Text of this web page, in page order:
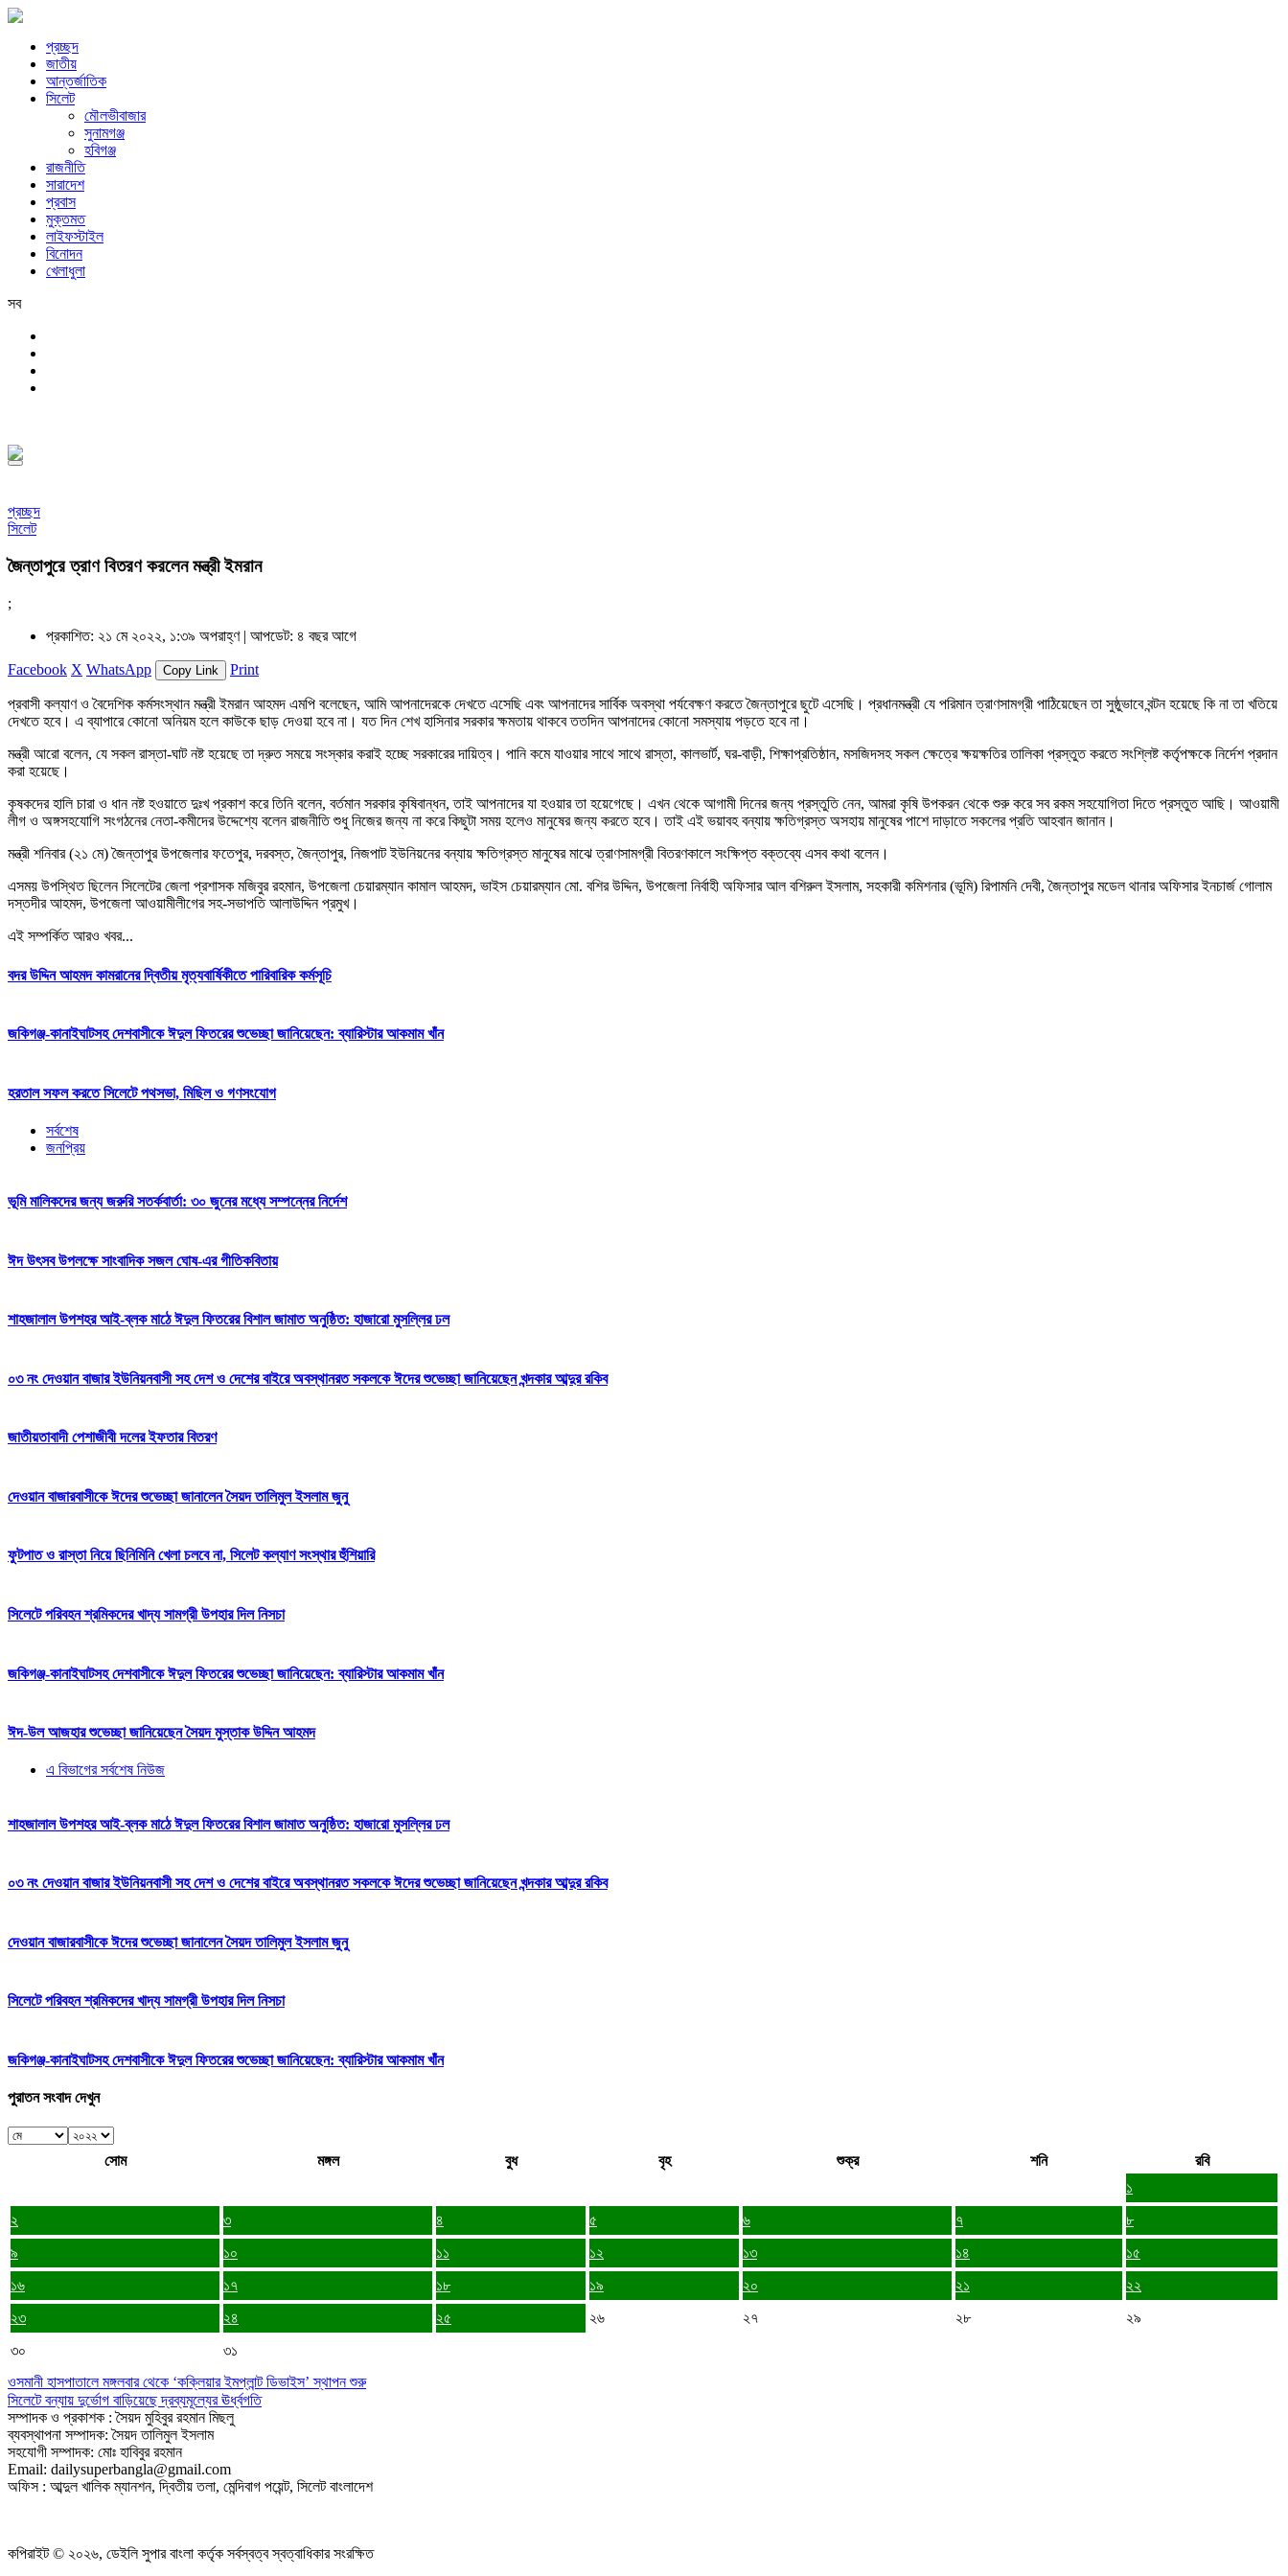
প্রচ্ছদ
জাতীয়
আন্তর্জাতিক
সিলেট
মৌলভীবাজার
সুনামগঞ্জ
হবিগঞ্জ
রাজনীতি
সারাদেশ
প্রবাস
মুক্তমত
লাইফস্টাইল
বিনোদন
খেলাধুলা
সব
প্রচ্ছদ
সিলেট
জৈন্তাপুরে ত্রাণ বিতরণ করলেন মন্ত্রী ইমরান
;
প্রকাশিত: ২১ মে ২০২২, ১:৩৯ অপরাহ্ণ | আপডেট: ৪ বছর আগে
Facebook X WhatsApp Copy Link Print
প্রবাসী কল্যাণ ও বৈদেশিক কর্মসংস্থান মন্ত্রী ইমরান আহমদ এমপি বলেছেন, আমি আপনাদেরকে দেখতে এসেছি এবং আপনাদের সার্বিক অবস্থা পর্যবেক্ষণ করতে জৈন্তাপুরে ছুটে এসেছি। প্রধানমন্ত্রী যে পরিমান ত্রাণসামগ্রী পাঠিয়েছেন তা সুষ্ঠুভাবে বন্টন হয়েছে কি না তা খতিয়ে
দেখতে হবে। এ ব্যাপারে কোনো অনিয়ম হলে কাউকে ছাড় দেওয়া হবে না। যত দিন শেখ হাসিনার সরকার ক্ষমতায় থাকবে ততদিন আপনাদের কোনো সমস্যায় পড়তে হবে না।
মন্ত্রী আরো বলেন, যে সকল রাস্তা-ঘাট নষ্ট হয়েছে তা দ্রুত সময়ে সংস্কার করাই হচ্ছে সরকারের দায়িত্ব। পানি কমে যাওয়ার সাথে সাথে রাস্তা, কালভার্ট, ঘর-বাড়ী, শিক্ষাপ্রতিষ্ঠান, মসজিদসহ সকল ক্ষেত্রে ক্ষয়ক্ষতির তালিকা প্রস্তুত করতে সংশ্লিষ্ট কর্তৃপক্ষকে নির্দেশ প্রদান
করা হয়েছে।
কৃষকদের হালি চারা ও ধান নষ্ট হওয়াতে দুঃখ প্রকাশ করে তিনি বলেন, বর্তমান সরকার কৃষিবান্ধন, তাই আপনাদের যা হওয়ার তা হয়েগেছে। এখন থেকে আগামী দিনের জন্য প্রস্তুতি নেন, আমরা কৃষি উপকরন থেকে শুরু করে সব রকম সহযোগিতা দিতে প্রস্তুত আছি। আওয়ামী
লীগ ও অঙ্গসহযোগি সংগঠনের নেতা-কমীদের উদ্দেশ্যে বলেন রাজনীতি শুধু নিজের জন্য না করে কিছুটা সময় হলেও মানুষের জন্য করতে হবে। তাই এই ভয়াবহ বন্যায় ক্ষতিগ্রস্ত অসহায় মানুষের পাশে দাড়াতে সকলের প্রতি আহবান জানান।
মন্ত্রী শনিবার (২১ মে) জৈন্তাপুর উপজেলার ফতেপুর, দরবস্ত, জৈন্তাপুর, নিজপাট ইউনিয়নের বন্যায় ক্ষতিগ্রস্ত মানুষের মাঝে ত্রাণসামগ্রী বিতরণকালে সংক্ষিপ্ত বক্তব্যে এসব কথা বলেন।
এসময় উপস্থিত ছিলেন সিলেটের জেলা প্রশাসক মজিবুর রহমান, উপজেলা চেয়ারম্যান কামাল আহমদ, ভাইস চেয়ারম্যান মো. বশির উদ্দিন, উপজেলা নির্বাহী অফিসার আল বশিরুল ইসলাম, সহকারী কমিশনার (ভূমি) রিপামনি দেবী, জৈন্তাপুর মডেল থানার অফিসার ইনচার্জ গোলাম
দস্তদীর আহমদ, উপজেলা আওয়ামীলীগের সহ-সভাপতি আলাউদ্দিন প্রমুখ।
এই সম্পর্কিত আরও খবর...
বদর উদ্দিন আহমদ কামরানের দ্বিতীয় মৃত্যবার্ষিকীতে পারিবারিক কর্মসূচি
জকিগঞ্জ-কানাইঘাটসহ দেশবাসীকে ঈদুল ফিতরের শুভেচ্ছা জানিয়েছেন: ব্যারিস্টার আকমাম খাঁন
হরতাল সফল করতে সিলেটে পথসভা, মিছিল ও গণসংযোগ
সর্বশেষ
জনপ্রিয়
ভূমি মালিকদের জন্য জরুরি সতর্কবার্তা: ৩০ জুনের মধ্যে সম্পন্নের নির্দেশ
ঈদ উৎসব উপলক্ষে সাংবাদিক সজল ঘোষ-এর গীতিকবিতায়
শাহজালাল উপশহর আই-ব্লক মাঠে ঈদুল ফিতরের বিশাল জামাত অনুষ্ঠিত: হাজারো মুসল্লির ঢল
০৩ নং দেওয়ান বাজার ইউনিয়নবাসী সহ দেশ ও দেশের বাইরে অবস্থানরত সকলকে ঈদের শুভেচ্ছা জানিয়েছেন খন্দকার আব্দুর রকিব
জাতীয়তাবাদী পেশাজীবী দলের ইফতার বিতরণ
দেওয়ান বাজারবাসীকে ঈদের শুভেচ্ছা জানালেন সৈয়দ তালিমুল ইসলাম জুনু
ফুটপাত ও রাস্তা নিয়ে ছিনিমিনি খেলা চলবে না, সিলেট কল্যাণ সংস্থার হুঁশিয়ারি
সিলেটে পরিবহন শ্রমিকদের খাদ্য সামগ্রী উপহার দিল নিসচা
জকিগঞ্জ-কানাইঘাটসহ দেশবাসীকে ঈদুল ফিতরের শুভেচ্ছা জানিয়েছেন: ব্যারিস্টার আকমাম খাঁন
ঈদ-উল আজহার শুভেচ্ছা জানিয়েছেন সৈয়দ মুস্তাক উদ্দিন আহমদ
এ বিভাগের সর্বশেষ নিউজ
শাহজালাল উপশহর আই-ব্লক মাঠে ঈদুল ফিতরের বিশাল জামাত অনুষ্ঠিত: হাজারো মুসল্লির ঢল
০৩ নং দেওয়ান বাজার ইউনিয়নবাসী সহ দেশ ও দেশের বাইরে অবস্থানরত সকলকে ঈদের শুভেচ্ছা জানিয়েছেন খন্দকার আব্দুর রকিব
দেওয়ান বাজারবাসীকে ঈদের শুভেচ্ছা জানালেন সৈয়দ তালিমুল ইসলাম জুনু
সিলেটে পরিবহন শ্রমিকদের খাদ্য সামগ্রী উপহার দিল নিসচা
জকিগঞ্জ-কানাইঘাটসহ দেশবাসীকে ঈদুল ফিতরের শুভেচ্ছা জানিয়েছেন: ব্যারিস্টার আকমাম খাঁন
পুরাতন সংবাদ দেখুন
সোম মঙ্গল বুধ বৃহ শুক্র শনি
রবি
১
২
৩ ৪ ৫ ৬ ৭
৮
৯
১০ ১১ ১২ ১৩ ১৪
১৫
১৬
১৭ ১৮ ১৯ ২০ ২১
২২
২৩
২৪ ২৫ ২৬ ২৭ ২৮
২৯
৩০
৩১
ওসমানী হাসপাতালে মঙ্গলবার থেকে ‘কক্লিয়ার ইমপ্লান্ট ডিভাইস’ স্থাপন শুরু
সিলেটে বন্যায় দুর্ভোগ বাড়িয়েছে দ্রব্যমূল্যের ঊর্ধ্বগতি
সম্পাদক ও প্রকাশক : সৈয়দ মুহিবুর রহমান মিছলু
ব্যবস্থাপনা সম্পাদক: সৈয়দ তালিমুল ইসলাম
সহযোগী সম্পাদক: মোঃ হাবিবুর রহমান
Email: dailysuperbangla@gmail.com
অফিস : আব্দুল খালিক ম্যানশন, দ্বিতীয় তলা, মেন্দিবাগ পয়েন্ট, সিলেট বাংলাদেশ
কপিরাইট © ২০২৬, ডেইলি সুপার বাংলা কর্তৃক সর্বস্বত্ব স্বত্বাধিকার সংরক্ষিত